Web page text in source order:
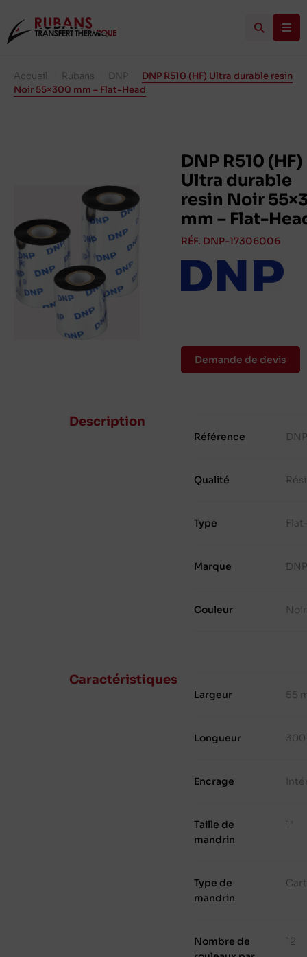
Accueil Rubans DNP
DNP R510 (HF) Ultra durable resin
Noir 55×300 mm – Flat-Head
DNP R510 (HF)
Ultra durable
resin Noir
mm – Flat-
RÉF. DNP-17306006
Demande de devis
Description
Référence
Qualité
Type
Marque DNP
Couleur Noir
Caractéristiques
Largeur 55
Longueur 300
Encrage
Taille de
mandrin
1"
Type de
mandrin
Nombre de
12